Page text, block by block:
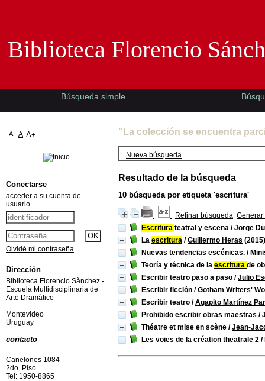
"La colección se encuentra
Nueva búsqueda
Resultado de la búsqueda
10 búsqueda por etiqueta 'escritura'
Refinar búsqueda Generar
Escritura teatral y escena /Jorge
La escritura /Guillermo Heras (2015)
Nuevas tendencias escénicas. /
Teoría y técnica de la escritura de
Escribir teatro paso a paso /Julio
Escribir ficción /Gotham Writers'
Escribir teatro /Agapito Martínez
Prohibido escribir obras maestras /
Théatre et mise en scène /Jean-
Les voies de la création theatrale 2 /
Biblioteca Florencio
Búsqueda simple
A- A A+
Conectarse
acceder a su cuenta de
usuario
Olvidé mi contraseña
Dirección
Biblioteca Florencio Sànchez -
Escuela Multidisciplinaria de
Arte Dramàtico
Montevideo
Uruguay
contacto
Canelones 1084
2do. Piso
Tel: 1950-8865